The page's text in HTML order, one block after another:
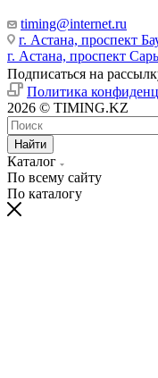
timing@internet.ru
г. Астана, проспект
г. Астана, проспект
Подписаться на
Политика
2026 © TIMING.KZ
Найти
Каталог
По всему сайту
По каталогу